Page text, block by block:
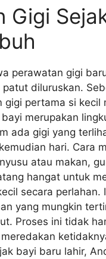
Gigi
perawatan gigi
diluruskan.
pertama si kecil
merupakan
ada gigi yang
hari. Cara
atau makan,
hangat untuk
secara perlahan.
yang mungkin
Proses ini tidak
bayi baru lahir,